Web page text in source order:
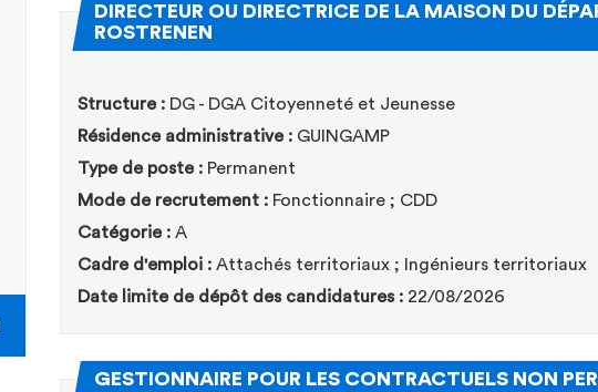
DIRECTEUR OU DIRECTRICE DE LA MAISON DU
ROSTRENEN(Nouvelle fenêtre)
Structure : DG - DGA Citoyenneté et Jeunesse
Résidence administrative : GUINGAMP
Type de poste : Permanent
Mode de recrutement : Fonctionnaire ; CDD
Catégorie : A
Cadre d'emploi : Attachés territoriaux ; Ingénieurs territoriaux
Date limite de dépôt des candidatures : 22/08/2026
GESTIONNAIRE POUR LES CONTRACTUELS NON